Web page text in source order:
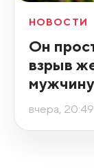
НОВОСТИ
Он
взрыв
мужчину
вчера, 20:49